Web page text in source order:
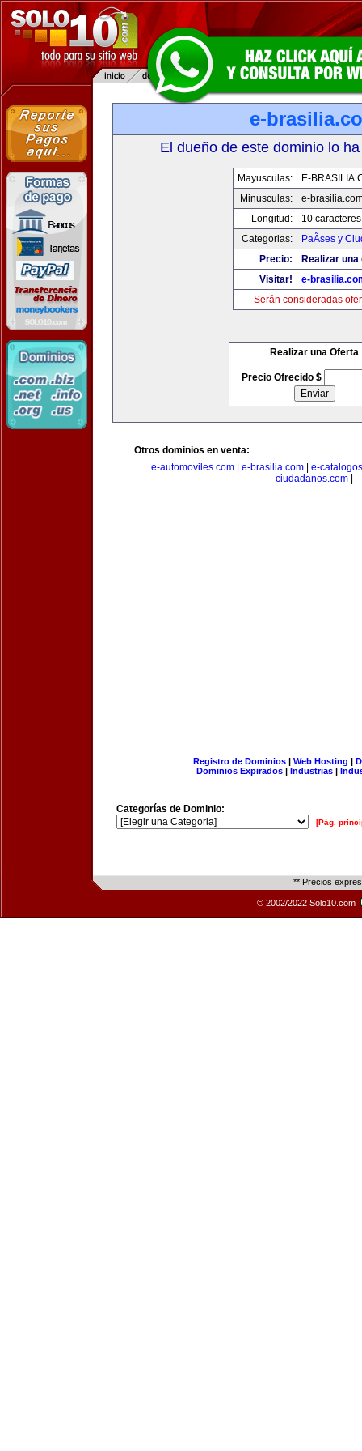
e-
El dueño de este dominio lo
Mayusculas:
E-
Minusculas:
e-
Longitud:
10 caracteres
Categorias:
PaÃ­ses y
Precio:
Realizar
Visitar!
e-
Serán consideradas
Realizar una Oferta
Precio Ofrecido $
Otros dominios en venta:
e-automoviles.com
e-brasilia.com
e-
ciudadanos.com
Registro de Dominios| Web Hosting |
Dominios Expirados | Industrias |
Categorías de Dominio:
[Pág.
** Precios
© 2002/2022 Solo10.com